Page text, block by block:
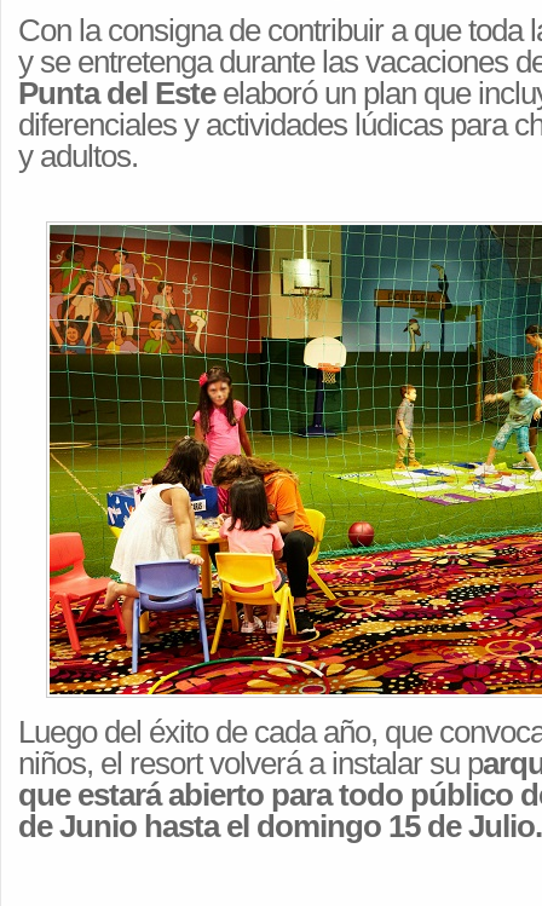
Con la consigna de contribuir a que toda
y se entretenga durante las vacaciones
Punta del Esteelaboró un plan que
diferenciales y actividades lúdicas para
y adultos.
Luego del éxito de cada año, que
niños, el resort volverá a instalar su p
que estará abierto para todo público
de Junio hasta el domingo 15 de Julio.